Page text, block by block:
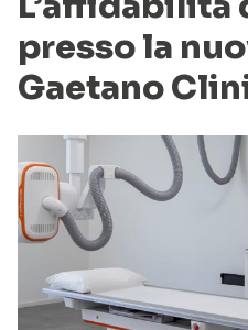
presso la
Gaetano